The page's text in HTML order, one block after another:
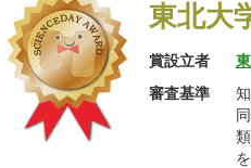
東北大
賞設立者
審査基準